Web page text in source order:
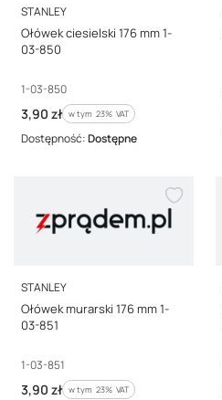
PRODUCENT
STANLEY
Ołówek ciesielski 176 mm 1-
03-850
Kod producenta
1-03-850
Cena brutto
3,90 zł w tym %s VAT
w tym 23% VAT
Dostępność:Dostępne
PRODUCENT
STANLEY
Ołówek murarski 176 mm 1-
03-851
Kod producenta
1-03-851
Cena brutto
3,90 zł w tym %s VAT
w tym 23% VAT